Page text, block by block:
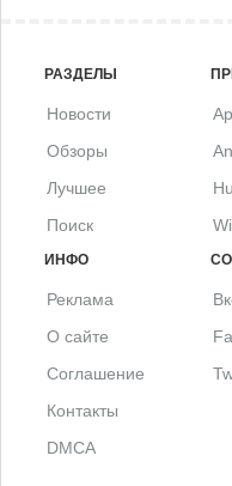
РАЗДЕЛЫ
Новости
Обзоры
Лучшее
Поиск
ИНФО
Реклама
О сайте
Соглашение
Контакты
DMCA